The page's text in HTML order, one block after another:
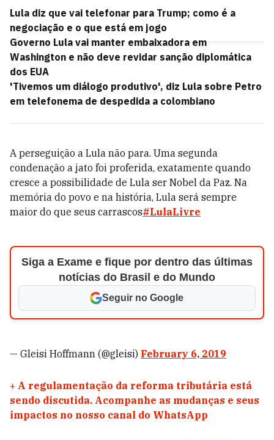
Lula diz que vai telefonar para Trump; como é a
negociação e o que está em jogo
Governo Lula vai manter embaixadora em
Washington e não deve revidar sanção diplomática
dos EUA
'Tivemos um diálogo produtivo', diz Lula sobre Petro
em telefonema de despedida a colombiano
A perseguição a Lula não para. Uma segunda
condenação a jato foi proferida, exatamente quando
cresce a possibilidade de Lula ser Nobel da Paz. Na
memória do povo e na história, Lula será sempre
maior do que seus carrascos#LulaLivre
Siga a Exame e fique por dentro das últimas
notícias do Brasil e do Mundo
Seguir no Google
— Gleisi Hoffmann (@gleisi) February 6, 2019
+ A regulamentação da reforma tributária está
sendo discutida. Acompanhe as mudanças e seus
impactos no nosso canal do WhatsApp